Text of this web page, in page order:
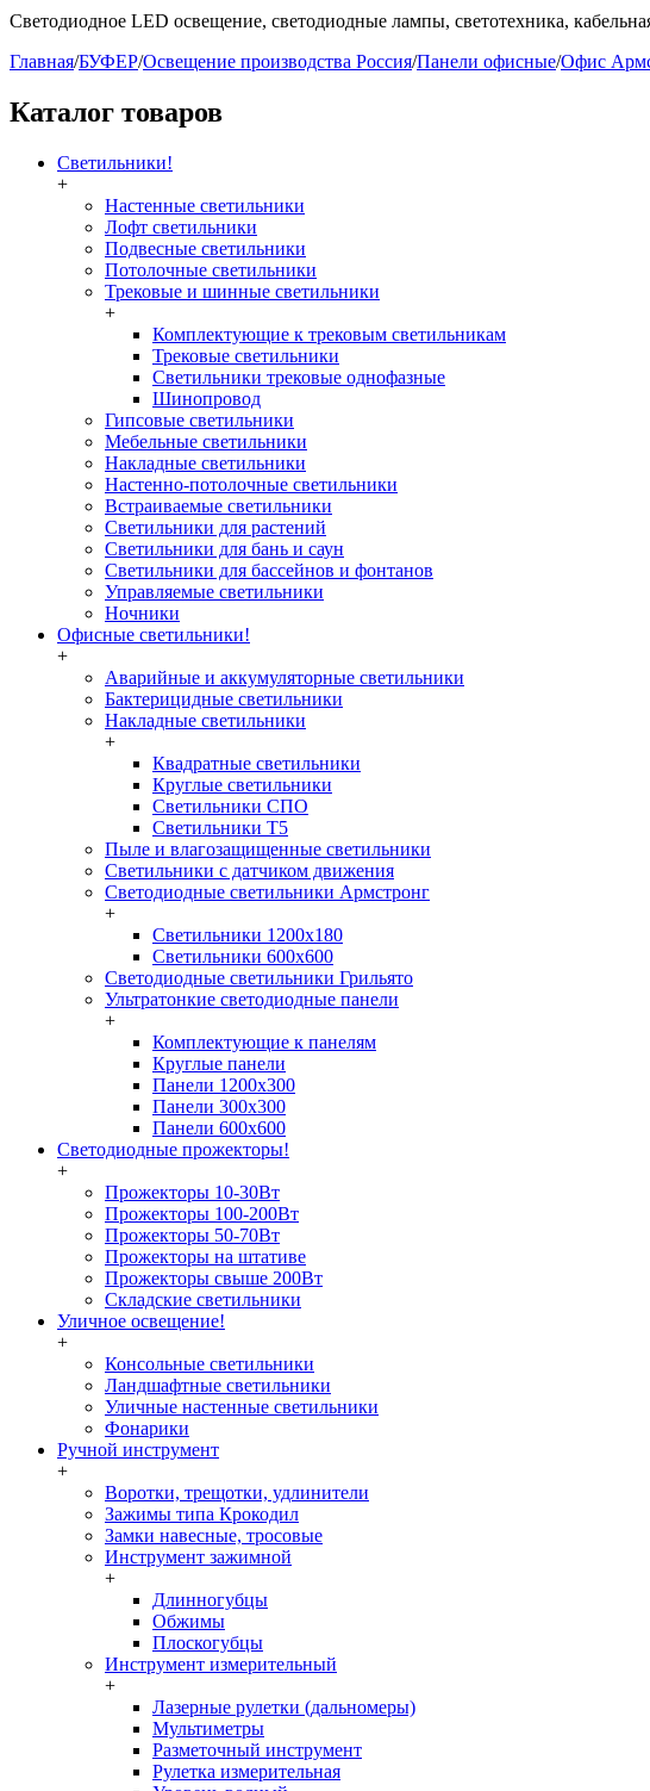
Светодиодное LED освещение, светодиодные лампы, светотехника,
Главная/БУФЕР/Освещение производства Россия/Панели офисные/Офис
Каталог товаров
Светильники!
+
Настенные светильники
Лофт светильники
Подвесные светильники
Потолочные светильники
Трековые и шинные светильники
+
Комплектующие к трековым светильникам
Трековые светильники
Светильники трековые однофазные
Шинопровод
Гипсовые светильники
Мебельные светильники
Накладные светильники
Настенно-потолочные светильники
Встраиваемые светильники
Светильники для растений
Светильники для бань и саун
Светильники для бассейнов и фонтанов
Управляемые светильники
Ночники
Офисные светильники!
+
Аварийные и аккумуляторные светильники
Бактерицидные светильники
Накладные светильники
+
Квадратные светильники
Круглые светильники
Светильники СПО
Светильники Т5
Пыле и влагозащищенные светильники
Светильники с датчиком движения
Светодиодные светильники Армстронг
+
Светильники 1200х180
Светильники 600х600
Светодиодные светильники Грильято
Ультратонкие светодиодные панели
+
Комплектующие к панелям
Круглые панели
Панели 1200х300
Панели 300х300
Панели 600х600
Светодиодные прожекторы!
+
Прожекторы 10-30Вт
Прожекторы 100-200Вт
Прожекторы 50-70Вт
Прожекторы на штативе
Прожекторы свыше 200Вт
Складские светильники
Уличное освещение!
+
Консольные светильники
Ландшафтные светильники
Уличные настенные светильники
Фонарики
Ручной инструмент
+
Воротки, трещотки, удлинители
Зажимы типа Крокодил
Замки навесные, тросовые
Инструмент зажимной
+
Длинногубцы
Обжимы
Плоскогубцы
Инструмент измерительный
+
Лазерные рулетки (дальномеры)
Мультиметры
Разметочный инструмент
Рулетка измерительная